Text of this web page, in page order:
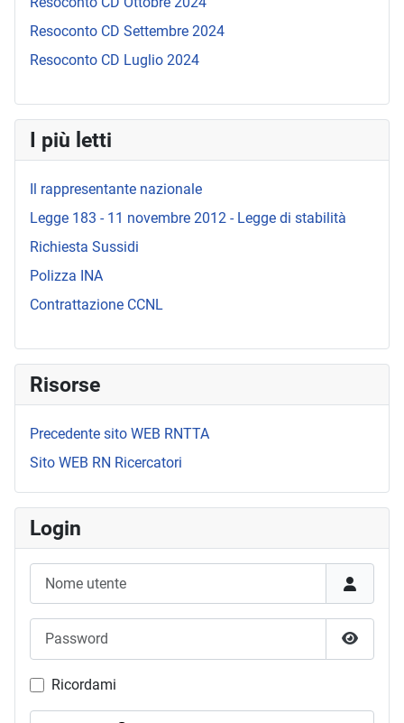
Resoconto CD Settembre 2024
Resoconto CD Luglio 2024
I più letti
Il rappresentante nazionale
Legge 183 - 11 novembre 2012 - Legge di stabilità
Richiesta Sussidi
Polizza INA
Contrattazione CCNL
Risorse
Precedente sito WEB RNTTA
Sito WEB RN Ricercatori
Login
Mostra
Ricordami